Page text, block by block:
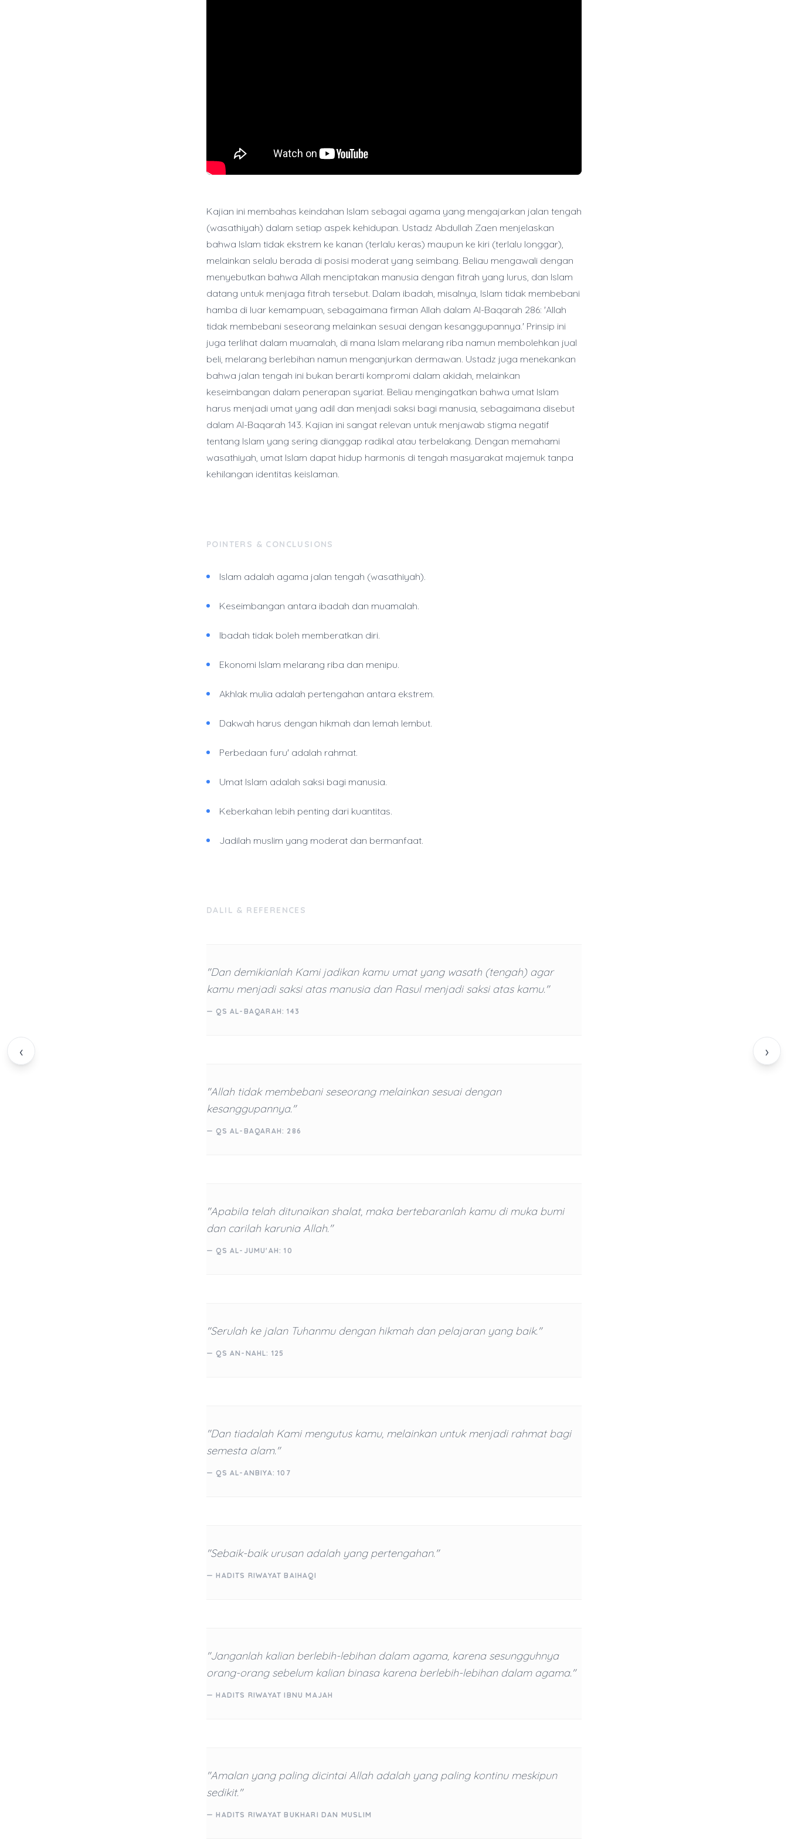
‹ ›
Kajian ini membahas keindahan Islam sebagai agama yang mengajarkan jalan tengah
(wasathiyah) dalam setiap aspek kehidupan. Ustadz Abdullah Zaen menjelaskan
bahwa Islam tidak ekstrem ke kanan (terlalu keras) maupun ke kiri (terlalu longgar),
melainkan selalu berada di posisi moderat yang seimbang. Beliau mengawali dengan
menyebutkan bahwa Allah menciptakan manusia dengan fitrah yang lurus, dan Islam
datang untuk menjaga fitrah tersebut. Dalam ibadah, misalnya, Islam tidak membebani
hamba di luar kemampuan, sebagaimana firman Allah dalam Al-Baqarah 286: 'Allah
tidak membebani seseorang melainkan sesuai dengan kesanggupannya.' Prinsip ini
juga terlihat dalam muamalah, di mana Islam melarang riba namun membolehkan jual
beli, melarang berlebihan namun menganjurkan dermawan. Ustadz juga menekankan
bahwa jalan tengah ini bukan berarti kompromi dalam akidah, melainkan
keseimbangan dalam penerapan syariat. Beliau mengingatkan bahwa umat Islam
harus menjadi umat yang adil dan menjadi saksi bagi manusia, sebagaimana disebut
dalam Al-Baqarah 143. Kajian ini sangat relevan untuk menjawab stigma negatif
tentang Islam yang sering dianggap radikal atau terbelakang. Dengan memahami
wasathiyah, umat Islam dapat hidup harmonis di tengah masyarakat majemuk tanpa
kehilangan identitas keislaman.
POINTERS & CONCLUSIONS
Islam adalah agama jalan tengah (wasathiyah).
Keseimbangan antara ibadah dan muamalah.
Ibadah tidak boleh memberatkan diri.
Ekonomi Islam melarang riba dan menipu.
Akhlak mulia adalah pertengahan antara ekstrem.
Dakwah harus dengan hikmah dan lemah lembut.
Perbedaan furu' adalah rahmat.
Umat Islam adalah saksi bagi manusia.
Keberkahan lebih penting dari kuantitas.
Jadilah muslim yang moderat dan bermanfaat.
DALIL & REFERENCES
"Dan demikianlah Kami jadikan kamu umat yang wasath (tengah) agar
kamu menjadi saksi atas manusia dan Rasul menjadi saksi atas kamu."
— QS AL-BAQARAH: 143
"Allah tidak membebani seseorang melainkan sesuai dengan
kesanggupannya."
— QS AL-BAQARAH: 286
"Apabila telah ditunaikan shalat, maka bertebaranlah kamu di muka bumi
dan carilah karunia Allah."
— QS AL-JUMU'AH: 10
"Serulah ke jalan Tuhanmu dengan hikmah dan pelajaran yang baik."
— QS AN-NAHL: 125
"Dan tiadalah Kami mengutus kamu, melainkan untuk menjadi rahmat bagi
semesta alam."
— QS AL-ANBIYA: 107
"Sebaik-baik urusan adalah yang pertengahan."
— HADITS RIWAYAT BAIHAQI
"Janganlah kalian berlebih-lebihan dalam agama, karena sesungguhnya
orang-orang sebelum kalian binasa karena berlebih-lebihan dalam agama."
— HADITS RIWAYAT IBNU MAJAH
"Amalan yang paling dicintai Allah adalah yang paling kontinu meskipun
sedikit."
— HADITS RIWAYAT BUKHARI DAN MUSLIM